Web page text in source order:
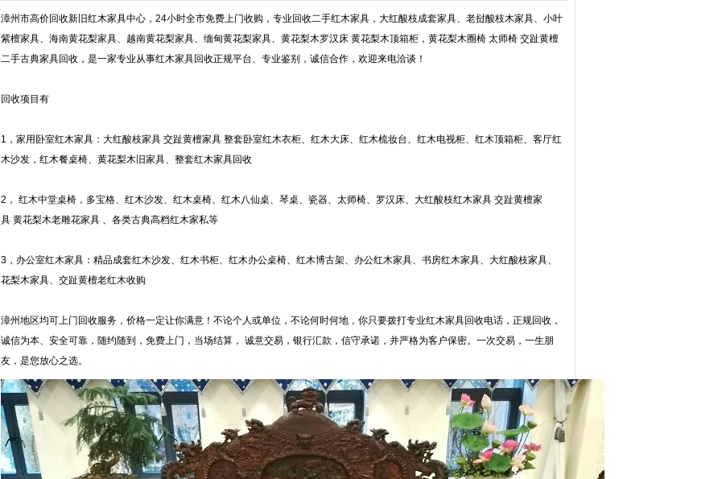
漳州市高价回收新旧红木家具中心，24小时全市免费上门收购，专业回收二手红木家具，大红酸枝成套家具、老挝酸枝木家具、小叶
紫檀家具、海南黄花梨家具、越南黄花梨家具、缅甸黄花梨家具、黄花梨木罗汉床 黄花梨木顶箱柜，黄花梨木圈椅 太师椅 交趾黄檀
二手古典家具回收，是一家专业从事红木家具回收正规平台、专业鉴别，诚信合作，欢迎来电洽谈！
回收项目有
1，家用卧室红木家具：大红酸枝家具 交趾黄檀家具 整套卧室红木衣柜、红木大床、红木梳妆台、红木电视柜、红木顶箱柜、客厅红
木沙发，红木餐桌椅、黄花梨木旧家具、整套红木家具回收
2， 红木中堂桌椅，多宝格、红木沙发、红木桌椅、红木八仙桌、琴桌、瓷器、太师椅、罗汉床、大红酸枝红木家具 交趾黄檀家
具 黄花梨木老雕花家具 、各类古典高档红木家私等
3，办公室红木家具：精品成套红木沙发、红木书柜、红木办公桌椅、红木博古架、办公红木家具、书房红木家具、大红酸枝家具、
花梨木家具、交趾黄檀老红木收购
漳州地区均可上门回收服务，价格一定让你满意！不论个人或单位，不论何时何地，你只要拨打专业红木家具回收电话，正规回收，
诚信为本、安全可靠，随约随到，免费上门，当场结算， 诚意交易，银行汇款，信守承诺，并严格为客户保密。一次交易，一生朋
友，是您放心之选。